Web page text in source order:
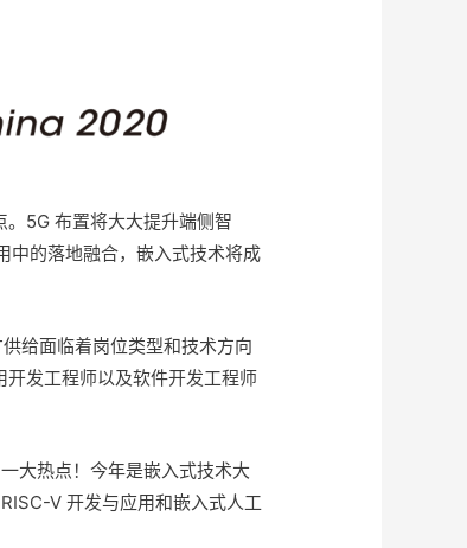
5G 布置将大大提升端侧智
中的落地融合，嵌入式技术将成
给面临着岗位类型和技术方向
开发工程师以及软件开发工程师
大热点！今年是嵌入式技术大
V 开发与应用和嵌入式人工